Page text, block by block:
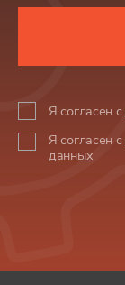
Я согласен с
Я согласен с
данных